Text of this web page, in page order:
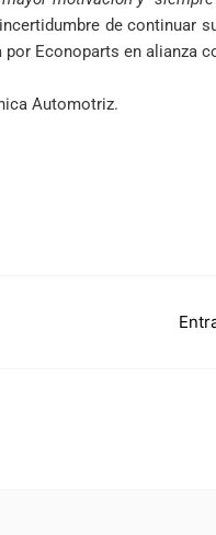
de continuar
Econoparts en alianza
Automotriz.